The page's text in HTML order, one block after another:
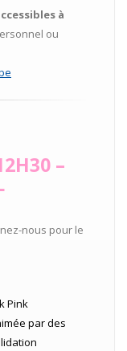
à
ou
–
nous pour le
Pink
par des